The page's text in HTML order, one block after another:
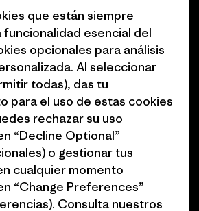
Empleo
Prensa
Programa para profesionales
del sector
Programa de afiliados
Mapa del sitio Patagonia
España
que están siempre
funcionalidad esencial del
opcionales para análisis
Al seleccionar
todas), das tu
para el uso de estas cookies
rechazar su uso
“Decline Optional”
o gestionar tus
cualquier momento
“Change Preferences”
Consulta nuestros